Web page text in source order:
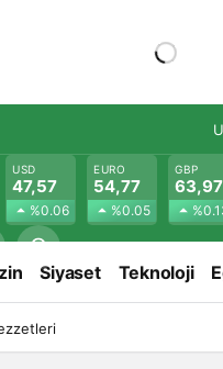
USD
47,57
%0.06
EURO
54,77
%0.05
GBP
63,97
Siyaset Teknoloji